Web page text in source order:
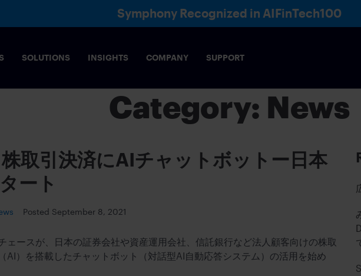
Symphony Recognized in AIFinTech100
SOLUTIONS INSIGHTS COMPANY SUPPORT
Category: News
取引決済にAIチャットボットー日本
ート
Posted September 8, 2021
ェースが、日本の証券会社や資産運用会社、信託銀行など法人顧客向けの株取
AI）を搭載したチャットボット（対話型AI自動応答システム）の活用を始め